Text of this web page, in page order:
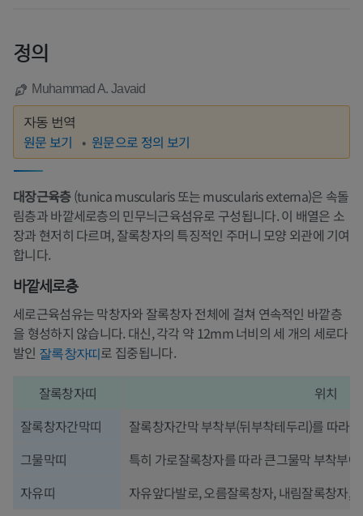
정의
Muhammad A. Javaid
자동 번역
원문 보기 원문으로 정의 보기
대장근육층(tunica muscularis 또는 muscularis externa)은 속돌
림층과 바깥세로층의 민무늬근육섬유로 구성됩니다. 이 배열은 소
장과 현저히 다르며, 잘록창자의 특징적인 주머니 모양 외관에 기여
합니다.
바깥세로층
세로근육섬유는 막창자와 잘록창자 전체에 걸쳐 연속적인 바깥층
을 형성하지 않습니다. 대신, 각각 약 12mm 너비의 세 개의 세로다
발인 잘록창자띠로 집중됩니다.
잘록창자띠
위치
잘록창자간막띠
잘록창자간막 부착부(뒤부착테두리)를 따라
그물막띠
특히 가로잘록창자를 따라 큰그물막 부착부
자유띠
자유앞다발로, 오름잘록창자, 내림잘록창자,